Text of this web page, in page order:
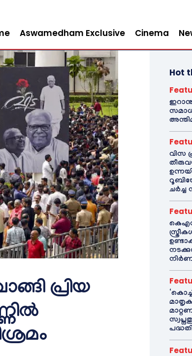
Aswamedham Exclusive Cinema
പ്രിയ
Hot
വിസ